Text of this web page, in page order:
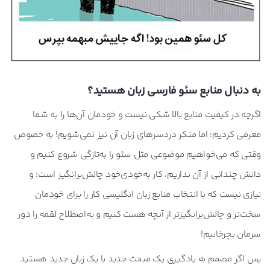
به دنبال منابع سئو فارسی زبان هستید؟
اگرچه در کیفیت منابع بالا شکی نیست و خودمان آن‌ها را به شما
معرفی کردیم؛ اما منکر دردسرهای زبان آن نیز نمی‌شویم! به خصوص
وقتی که می‌خواهیم موضوعی مثل سئو را به‌تازگی شروع کنیم و
دانش چندانی از آن نداریم، کار به‌خودی‌خود چالش‌برانگیز است؛ و
نیازی نیست که با انتخاب منابع زبان انگلیسی کار را برای خودمان
سخت‌تر و چالش‌برانگیزتر از آنچه هست کنیم و به‌اصطلاح لقمه را دور
سرمان بچرخانیم!
پس اگر مصمم به یادگیری یک مبحث جدید با یک زبان جدید هستید